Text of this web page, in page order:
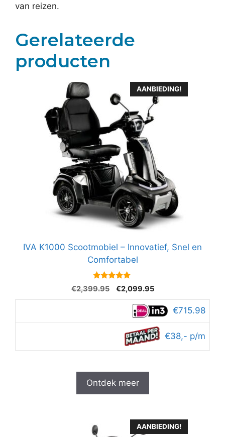
van reizen.
Gerelateerde
producten
AANBIEDING!
IVA K1000 Scootmobiel – Innovatief, Snel en
Comfortabel
4.8
van 5
€2,399.95
Oorspronkelijke
prijs
€2,399.95.
€2,099.95Huidige
prijs
is:
€2,099.95.
€715.98
€38,- p/m
Ontdek meer
AANBIEDING!